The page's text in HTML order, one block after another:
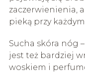
zaczerwienienia,
pieką przy
Sucha skóra nóg
jest też bardziej
woskiem i